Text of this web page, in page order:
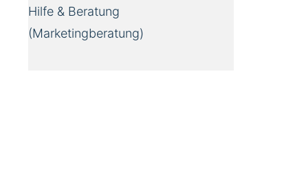
Hilfe & Beratung
(Marketingberatung)